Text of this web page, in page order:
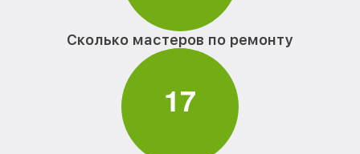
Сколько мастеров по ремонту
17